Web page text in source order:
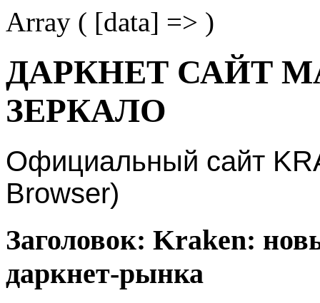
Array ( [data] => )
ДАРКНЕТ САЙТ
ЗЕРКАЛО
Официальный сайт
Browser)
Заголовок: Kraken:
даркнет-рынка